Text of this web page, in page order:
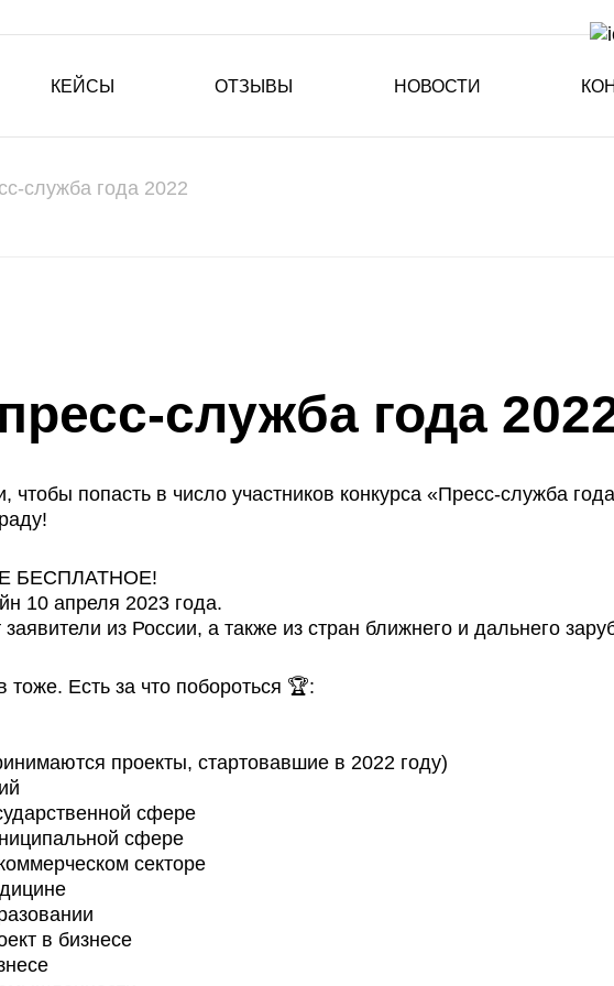
КЕЙСЫ ОТЗЫВЫ НОВОСТИ
служба года 2022
служба года
попасть в число участников конкурса «Пресс-служба
БЕСПЛАТНОЕ!
10 апреля 2023 года.
из России, а также из стран ближнего и дальнего
Есть за что побороться 🏆:
проекты, стартовавшие в 2022 году)
сфере
сфере
секторе
в бизнесе